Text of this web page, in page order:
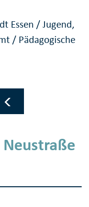
Essen /Jugend,
/ Pädagogische